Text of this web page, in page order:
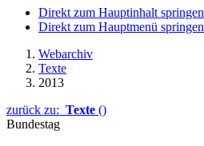
Direkt zum Hauptinhalt springen
Direkt zum Hauptmenü springen
Webarchiv
Texte
2013
zurück zu: Texte ()
Bundestag